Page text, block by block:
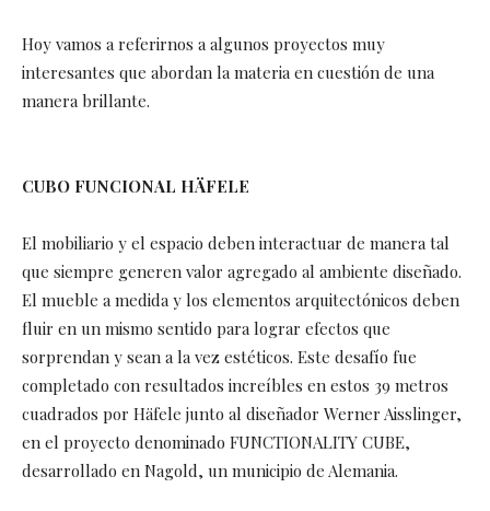
Hoy vamos a referirnos a algunos proyectos muy
interesantes que abordan la materia en cuestión de una
manera brillante.
CUBO FUNCIONAL HÄFELE
El mobiliario y el espacio deben interactuar de manera tal
que siempre generen valor agregado al ambiente diseñado.
El mueble a medida y los elementos arquitectónicos deben
fluir en un mismo sentido para lograr efectos que
sorprendan y sean a la vez estéticos. Este desafío fue
completado con resultados increíbles en estos 39 metros
cuadrados por Häfele junto al diseñador Werner Aisslinger,
en el proyecto denominado FUNCTIONALITY CUBE,
desarrollado en Nagold, un municipio de Alemania.